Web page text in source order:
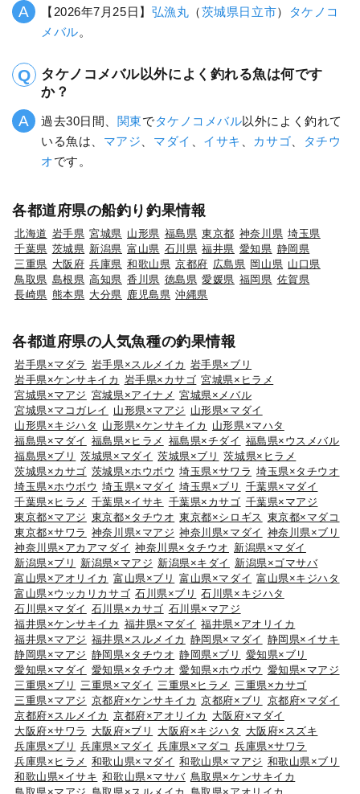
【2026年7月25日】 弘漁丸 （茨城県日立市）
タケノコ
メバル。
タケノコメバル以外によく釣れる魚は何です
か？
過去30日間、 関東でタケノコメバル以外によく釣れて
いる魚は、 マアジ マダイ イサキ カサゴ
タチウ
オです。
各都道府県の船釣り釣果情報
北海道 岩手県 宮城県 山形県 福島県 東京都 神奈川県 埼玉県
千葉県 茨城県 新潟県 富山県 石川県 福井県 愛知県 静岡県
三重県 大阪府 兵庫県 和歌山県 京都府 広島県 岡山県 山口県
鳥取県 島根県 高知県 香川県 徳島県 愛媛県 福岡県 佐賀県
長崎県 熊本県 大分県 鹿児島県 沖縄県
各都道府県の人気魚種の釣果情報
岩手県×マダラ 岩手県×スルメイカ 岩手県×ブリ
岩手県×ケンサキイカ 岩手県×カサゴ 宮城県×ヒラメ
宮城県×マアジ 宮城県×アイナメ 宮城県×メバル
宮城県×マコガレイ
山形県×マアジ 山形県×マダイ
山形県×キジハタ 山形県×ケンサキイカ
山形県×マハタ
福島県×マダイ 福島県×ヒラメ 福島県×チダイ 福島県×ウスメバル
福島県×ブリ
茨城県×マダイ 茨城県×ブリ
茨城県×ヒラメ
茨城県×カサゴ 茨城県×ホウボウ 埼玉県×サワラ 埼玉県×タチウオ
埼玉県×ホウボウ 埼玉県×マダイ 埼玉県×ブリ
千葉県×マダイ
千葉県×ヒラメ 千葉県×イサキ 千葉県×カサゴ 千葉県×マアジ
東京都×マアジ 東京都×タチウオ 東京都×シロギス 東京都×マダコ
東京都×サワラ 神奈川県×マアジ 神奈川県×マダイ 神奈川県×ブリ
神奈川県×アカアマダイ 神奈川県×タチウオ 新潟県×マダイ
新潟県×ブリ
新潟県×マアジ 新潟県×キダイ
新潟県×ゴマサバ
富山県×アオリイカ 富山県×ブリ 富山県×マダイ 富山県×キジハタ
富山県×ウッカリカサゴ 石川県×ブリ
石川県×キジハタ
石川県×マダイ 石川県×カサゴ 石川県×マアジ
福井県×ケンサキイカ 福井県×マダイ 福井県×アオリイカ
福井県×マアジ 福井県×スルメイカ 静岡県×マダイ 静岡県×イサキ
静岡県×マアジ 静岡県×タチウオ 静岡県×ブリ
愛知県×ブリ
愛知県×マダイ 愛知県×タチウオ 愛知県×ホウボウ 愛知県×マアジ
三重県×ブリ
三重県×マダイ 三重県×ヒラメ
三重県×カサゴ
三重県×マアジ 京都府×ケンサキイカ 京都府×ブリ
京都府×マダイ
京都府×スルメイカ 京都府×アオリイカ
大阪府×マダイ
大阪府×サワラ
大阪府×ブリ 大阪府×キジハタ
大阪府×スズキ
兵庫県×ブリ
兵庫県×マダイ 兵庫県×マダコ
兵庫県×サワラ
兵庫県×ヒラメ 和歌山県×マダイ 和歌山県×マアジ 和歌山県×ブリ
和歌山県×イサキ 和歌山県×マサバ 鳥取県×ケンサキイカ